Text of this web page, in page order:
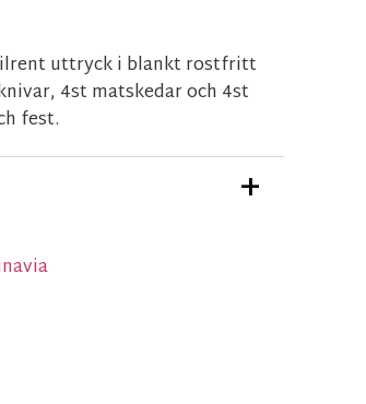
uttryck i blankt rostfritt
4st matskedar och 4st
fest.